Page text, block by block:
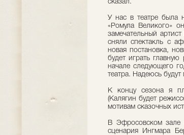
сказал.
У нас в театре была
«Ромула Великого»
замечательный
сняли спектакль с
новая постановка,
будет играть
начале следующего
театра. Надеюсь
К концу сезона я
(Калягин будет
мотивам сказочных
В Эфросовском зале
сценария Ингмара